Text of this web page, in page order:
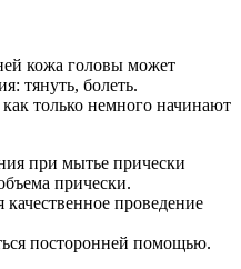
кожа головы может
тянуть, болеть.
только немного начинают
при мытье прически
прически.
проведение
посторонней помощью.